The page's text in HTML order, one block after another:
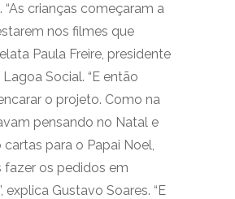
“As crianças começaram a
nos filmes que
Paula Freire, presidente
Social. “E então
o projeto. Como na
pensando no Natal e
para o Papai Noel,
fazer os pedidos em
explica Gustavo Soares. “E